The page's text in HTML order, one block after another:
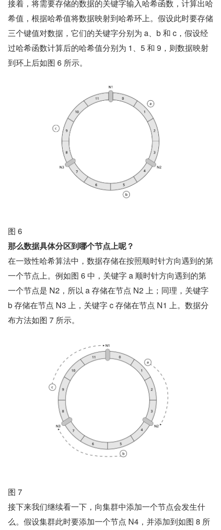
接着，将需要存储的数据的关键字输入哈希函数，计算出哈
希值，根据哈希值将数据映射到哈希环上。假设此时要存储
三个键值对数据，它们的关键字分别为 a、b 和 c，假设经
过哈希函数计算后的哈希值分别为 1、5 和 9，则数据映射
到环上后如图 6 所示。
图 6
那么数据具体分区到哪个节点上呢？
在一致性哈希算法中，数据存储在按照顺时针方向遇到的第
一个节点上。例如图 6 中，关键字 a 顺时针方向遇到的第
一个节点是 N2，所以 a 存储在节点 N2 上；同理，关键字
b 存储在节点 N3 上，关键字 c 存储在节点 N1 上。数据分
布方法如图 7 所示。
图 7
接下来我们继续看一下，向集群中添加一个节点会发生什
么。假设集群此时要添加一个节点 N4，并添加到如图 8 所